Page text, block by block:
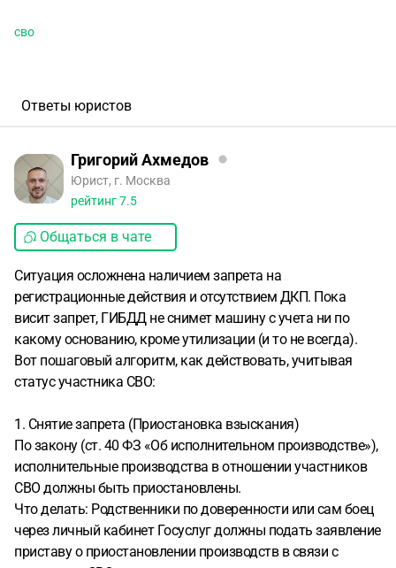
сво
Ответы юристов
Григорий Ахмедов
Юрист, г. Москва
рейтинг7.5
Общаться в чате
Ситуация осложнена наличием запрета на
регистрационные действия и отсутствием ДКП. Пока
висит запрет, ГИБДД не снимет машину с учета ни по
какому основанию, кроме утилизации (и то не всегда).
Вот пошаговый алгоритм, как действовать, учитывая
статус участника СВО:
1. Снятие запрета (Приостановка взыскания)
По закону (ст. 40 ФЗ «Об исполнительном производстве»),
исполнительные производства в отношении участников
СВО должны быть приостановлены.
Что делать: Родственники по доверенности или сам боец
через личный кабинет Госуслуг должны подать заявление
приставу о приостановлении производств в связи с